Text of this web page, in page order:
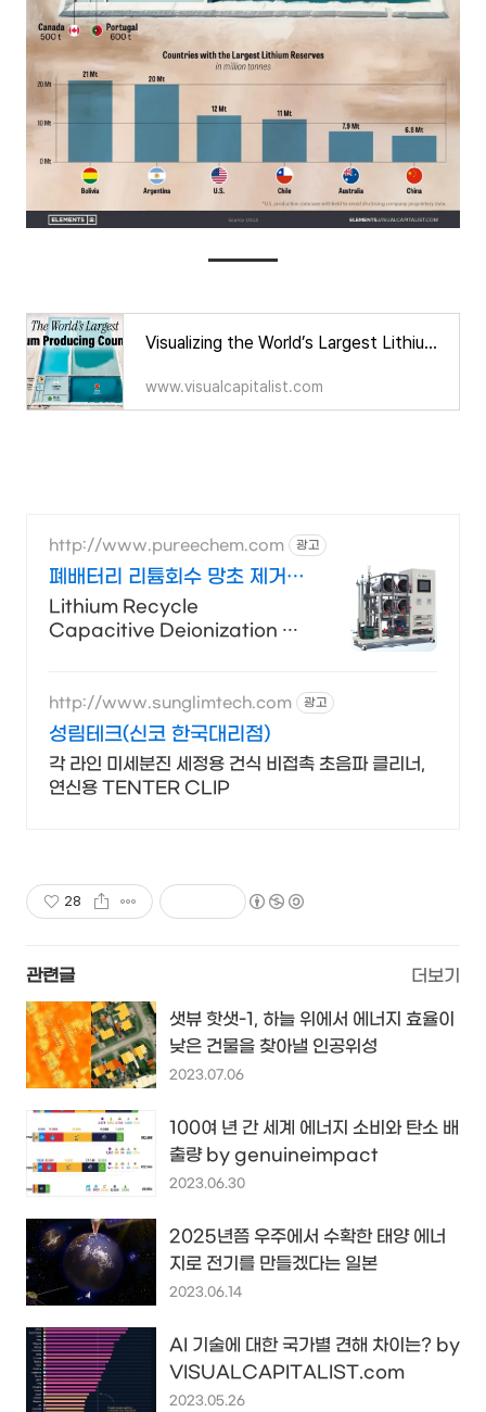
Visualizing the World’s Largest Lithium Producers
www.visualcapitalist.com
http://www.pureechem.com 광고
폐배터리 리튬회수 망초 제거
축전식 탈염/ 농축/ 퓨리켐
Lithium Recycle
Capacitive Deionization 탄
http://www.sunglimtech.com 광고
성림테크(신코 한국대리점)
각 라인 미세분진 세정용 건식 비접촉 초음파 클리너,
연신용 TENTER CLIP
28
관련글 더보기
샛뷰 핫샛-1, 하늘 위에서 에너지 효율이
낮은 건물을 찾아낼 인공위성
2023.07.06
100여 년 간 세계 에너지 소비와 탄소 배
출량 by genuineimpact
2023.06.30
2025년쯤 우주에서 수확한 태양 에너
지로 전기를 만들겠다는 일본
2023.06.14
AI 기술에 대한 국가별 견해 차이는? by
VISUALCAPITALIST.com
2023.05.26